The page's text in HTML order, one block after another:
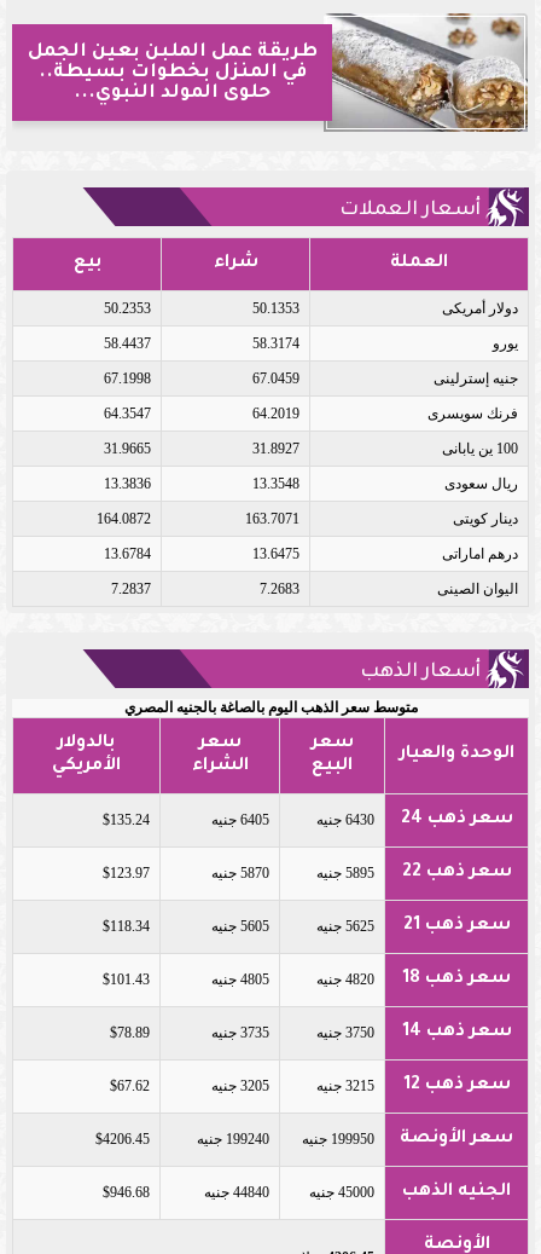
طريقة عمل الملبن بعين الجمل
في المنزل بخطوات بسيطة..
حلوى المولد النبوي...
أسعار العملات
العملة شراء بيع
دولار أمريكى 50.1353
50.2353
يورو 58.3174
58.4437
جنيه إسترلينى 67.0459
67.1998
فرنك سويسرى 64.2019
64.3547
100 ين يابانى 31.8927
31.9665
ريال سعودى 13.3548
13.3836
دينار كويتى 163.7071
164.0872
درهم اماراتى 13.6475
13.6784
اليوان الصينى 7.2683
7.2837
أسعار الذهب
متوسط سعر الذهب اليوم بالصاغة بالجنيه المصري
الوحدة والعيار
سعر
البيع
سعر
الشراء
بالدولار
الأمريكي
سعر ذهب 24 6430 جنيه 6405 جنيه $135.24
سعر ذهب 22 5895 جنيه 5870 جنيه $123.97
سعر ذهب 21 5625 جنيه 5605 جنيه $118.34
سعر ذهب 18 4820 جنيه 4805 جنيه $101.43
سعر ذهب 14 3750 جنيه 3735 جنيه $78.89
سعر ذهب 12 3215 جنيه 3205 جنيه $67.62
سعر الأونصة 199950 جنيه 199240 جنيه $4206.45
الجنيه الذهب 45000 جنيه 44840 جنيه $946.68
الأونصة